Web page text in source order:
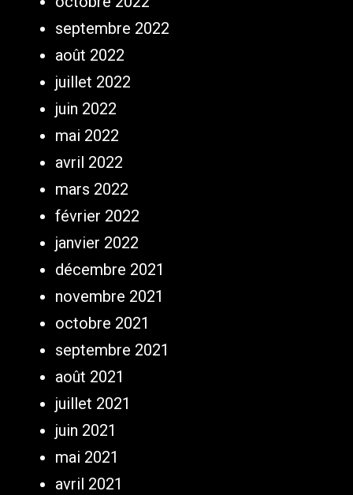
septembre 2022
août 2022
juillet 2022
juin 2022
mai 2022
avril 2022
mars 2022
février 2022
janvier 2022
décembre 2021
novembre 2021
octobre 2021
septembre 2021
août 2021
juillet 2021
juin 2021
mai 2021
avril 2021